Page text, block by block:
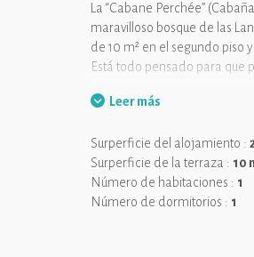
La “Cabane Perchée”
maravilloso bosque de las
de 10 m² en el segundo piso
Está todo pensado para que
Nos gusta:
La zona de relajación con
¡La calma y la sensación de
Leer más
Surperficie del alojamiento :
Surperficie de la terraza : 10
Número de habitaciones : 1
Número de dormitorios : 1